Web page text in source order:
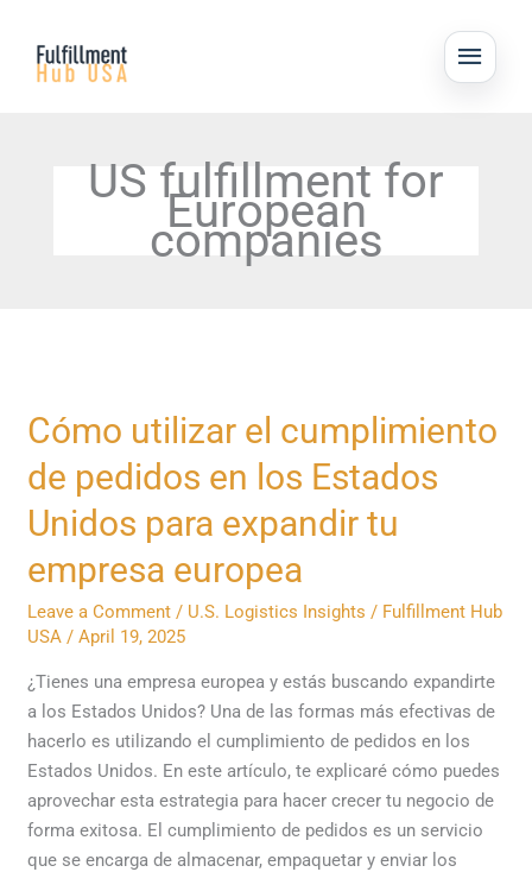
content
US fulfillment for
European
companies
Cómo utilizar el cumplimiento
de pedidos en los Estados
Unidos para expandir tu
empresa europea
Leave a Comment / U.S. Logistics Insights / Fulfillment Hub
USA /April 19, 2025
¿Tienes una empresa europea y estás buscando expandirte
a los Estados Unidos? Una de las formas más efectivas de
hacerlo es utilizando el cumplimiento de pedidos en los
Estados Unidos. En este artículo, te explicaré cómo puedes
aprovechar esta estrategia para hacer crecer tu negocio de
forma exitosa. El cumplimiento de pedidos es un servicio
que se encarga de almacenar, empaquetar y enviar los
Cómo
utilizar
el
cumplimiento
de
pedidos
los
Unidos
para
expandir
tu
empresa
europea